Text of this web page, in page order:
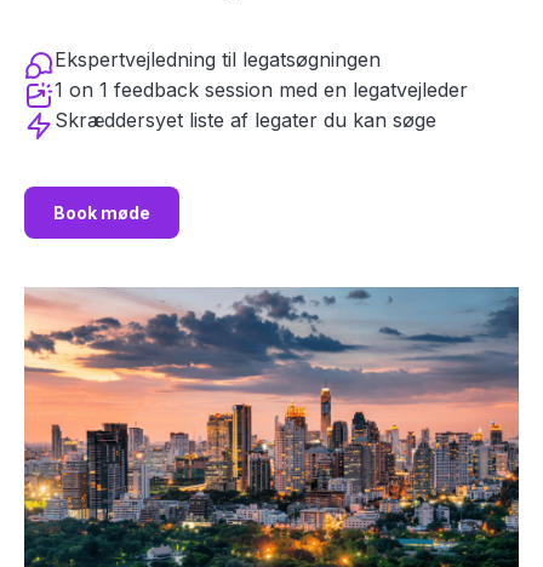
Ekspertvejledning til legatsøgningen
1 on 1 feedback session med en legatvejleder
Skræddersyet liste af legater du kan søge
Book møde